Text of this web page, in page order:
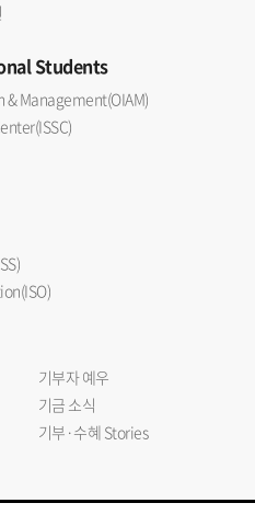
Students
Management(OIAM)
기부자 예우
기금 소식
기부·수혜 Stories